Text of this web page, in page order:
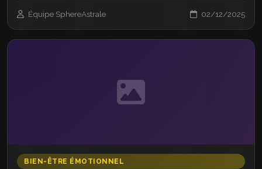
Équipe SphereAstrale 02/12/2025
BIEN-ÊTRE ÉMOTIONNEL